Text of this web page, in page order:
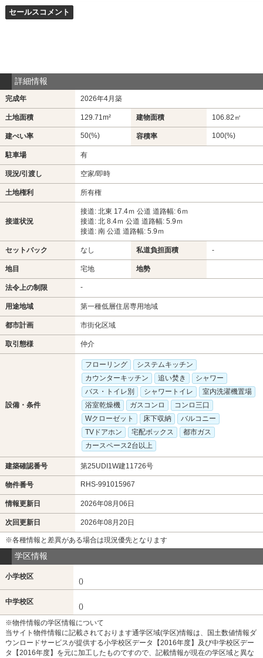
セールスコメント
詳細情報
完成年 2026年4月築
土地面積 129.71m² 建物面積 106.82㎡
建ぺい率 50(%) 容積率 100(%)
駐車場 有
現況/引渡し 空家/即時
土地権利 所有権
接道状況
接道: 北東 17.4ｍ 公道 道路幅: 6ｍ
接道: 北 8.4ｍ 公道 道路幅: 5.9ｍ
接道: 南 公道 道路幅: 5.9ｍ
セットバック なし 私道負担面積 -
地目 宅地 地勢
法令上の制限 -
用途地域 第一種低層住居専用地域
都市計画 市街化区域
取引態様 仲介
設備・条件
フローリング
システムキッチン
カウンターキッチン
追い焚き
シャワー
バス・トイレ別
シャワートイレ
室内洗濯機置場
浴室乾燥機
ガスコンロ
コンロ三口
Wクローゼット
床下収納
バルコニー
TVドアホン
宅配ボックス
都市ガス
カースペース2台以上
建築確認番号 第25UDI1W建11726号
物件番号 RHS-991015967
情報更新日 2026年08月06日
次回更新日 2026年08月20日
※各種情報と差異がある場合は現況優先となります
学区情報
小学校区
()
中学校区
()
※物件情報の学区情報について
当サイト物件情報に記載されております通学区域(学区)情報は、国土数値情報ダ
ウンロードサービスが提供する小学校区データ【2016年度】及び中学校区デー
タ【2016年度】を元に加工したものですので、記載情報が現在の学区域と異な